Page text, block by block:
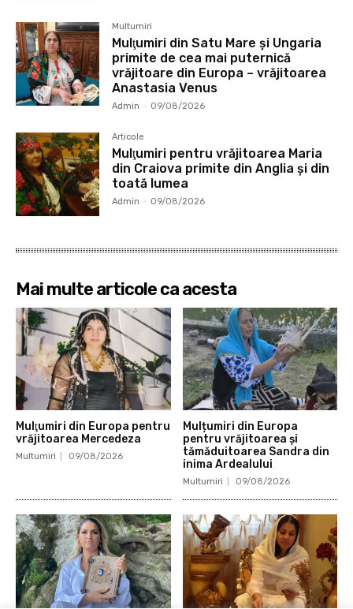
Multumiri
Mulţumiri din Satu Mare și Ungaria
primite de cea mai puternică
vrăjitoare din Europa – vrăjitoarea
Anastasia Venus
Admin - 09/08/2026
Articole
Mulţumiri pentru vrăjitoarea Maria
din Craiova primite din Anglia și din
toată lumea
Admin - 09/08/2026
Mai multe articole ca acesta
Mulţumiri din Europa pentru
vrăjitoarea Mercedeza
Multumiri 09/08/2026
Mulțumiri din Europa
pentru vrăjitoarea și
tămăduitoarea Sandra din
inima Ardealului
Multumiri 09/08/2026